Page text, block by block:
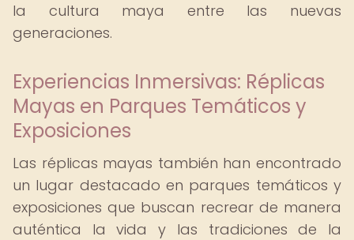
la cultura maya entre las nuevas
generaciones.
Experiencias Inmersivas: Réplicas
Mayas en Parques Temáticos y
Exposiciones
Las réplicas mayas también han encontrado
un lugar destacado en parques temáticos y
exposiciones que buscan recrear de manera
auténtica la vida y las tradiciones de la